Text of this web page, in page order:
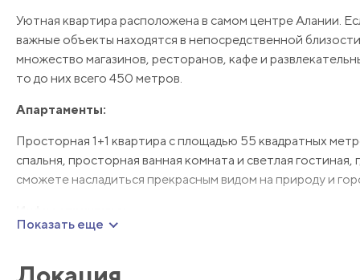
Уютная квартира расположена в самом центре Алании.
важные объекты находятся в непосредственной
множество магазинов, ресторанов, кафе и
то до них всего 450 метров.
Апартаменты:
Просторная 1+1 квартира с площадью 55 квадратных
спальня, просторная ванная комната и светлая
сможете насладиться прекрасным видом на природу и
Показать еще